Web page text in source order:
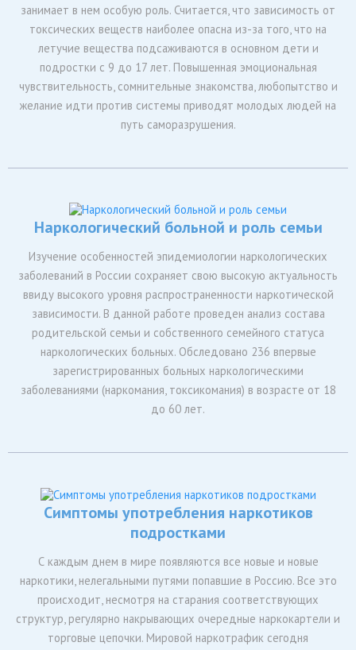
занимает в нем особую роль. Считается, что зависимость от
токсических веществ наиболее опасна из-за того, что на
летучие вещества подсаживаются в основном дети и
подростки с 9 до 17 лет. Повышенная эмоциональная
чувствительность, сомнительные знакомства, любопытство и
желание идти против системы приводят молодых людей на
путь саморазрушения.
Наркологический больной и роль семьи
Изучение особенностей эпидемиологии наркологических
заболеваний в России сохраняет свою высокую актуальность
ввиду высокого уровня распространенности наркотической
зависимости. В данной работе проведен анализ состава
родительской семьи и собственного семейного статуса
наркологических больных. Обследовано 236 впервые
зарегистрированных больных наркологическими
заболеваниями (наркомания, токсикомания) в возрасте от 18
до 60 лет.
Симптомы употребления наркотиков
подростками
С каждым днем в мире появляются все новые и новые
наркотики, нелегальными путями попавшие в Россию. Все это
происходит, несмотря на старания соответствующих
структур, регулярно накрывающих очередные наркокартели и
торговые цепочки. Мировой наркотрафик сегодня